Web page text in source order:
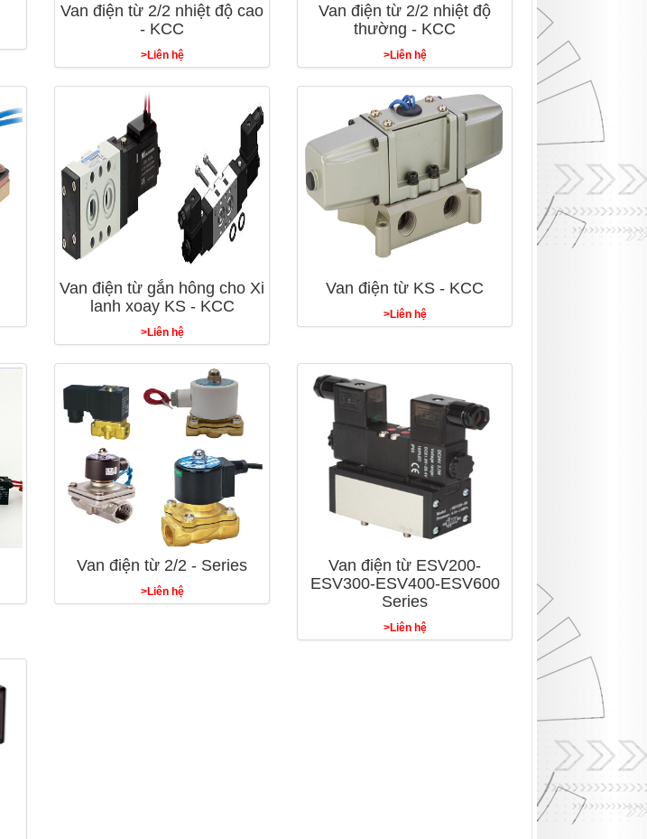
Van điện từ 2/2 nhiệt độ cao
- KCC
>Liên hệ
Van điện từ 2/2 nhiệt độ
thường - KCC
>Liên hệ
Van điện từ gắn hông cho Xi
lanh xoay KS - KCC
>Liên hệ
Van điện từ KS - KCC
>Liên hệ
Van điện từ 2/2 - Series
>Liên hệ
Van điện từ ESV200-
ESV300-ESV400-ESV600
Series
>Liên hệ